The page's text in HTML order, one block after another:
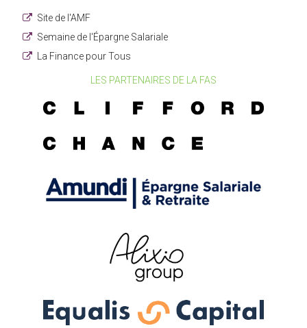
Site de l'AMF
Semaine de l'Épargne Salariale
La Finance pour Tous
LES PARTENAIRES DE LA FAS